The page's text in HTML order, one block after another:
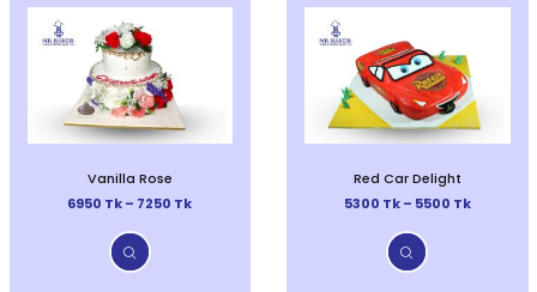
Vanilla Rose
6950 Tk – 7250 Tk
Red Car Delight
5300 Tk – 5500 Tk